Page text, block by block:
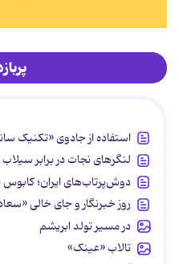
استفاده از جادوی «تکنیک
لنگرهای نجات در برابر
دوش‌پرتاب‌های ایران؛
روز خبرنگار و جای خالی
در مسیر تولد ابریشم
تالاب «عینک»